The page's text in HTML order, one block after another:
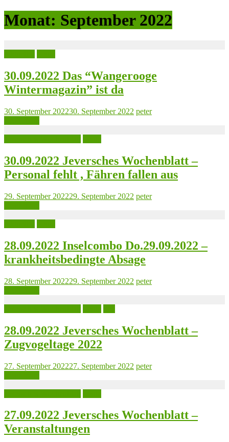
Monat: September 2022
30.09.2022 Das “Wangerooge
Wintermagazin” ist da
30. September 202230. September 2022 peter
30.09.2022 Jeversches Wochenblatt –
Personal fehlt , Fähren fallen aus
29. September 202229. September 2022 peter
28.09.2022 Inselcombo Do.29.09.2022 –
krankheitsbedingte Absage
28. September 202229. September 2022 peter
28.09.2022 Jeversches Wochenblatt –
Zugvogeltage 2022
27. September 202227. September 2022 peter
27.09.2022 Jeversches Wochenblatt –
Veranstaltungen